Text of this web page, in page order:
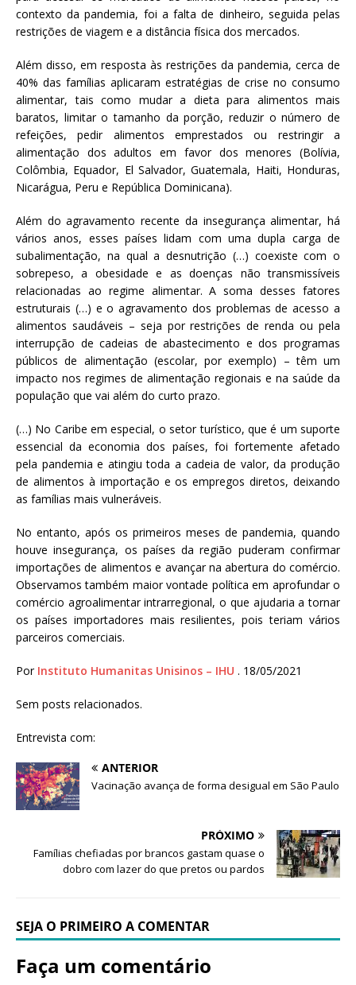
contexto da pandemia, foi a falta de dinheiro, seguida pelas
restrições de viagem e a distância física dos mercados.
Além disso, em resposta às restrições da pandemia, cerca de
40% das famílias aplicaram estratégias de crise no consumo
alimentar, tais como mudar a dieta para alimentos mais
baratos, limitar o tamanho da porção, reduzir o número de
refeições, pedir alimentos emprestados ou restringir a
alimentação dos adultos em favor dos menores (Bolívia,
Colômbia, Equador, El Salvador, Guatemala, Haiti, Honduras,
Nicarágua, Peru e República Dominicana).
Além do agravamento recente da insegurança alimentar, há
vários anos, esses países lidam com uma dupla carga de
subalimentação, na qual a desnutrição (…) coexiste com o
sobrepeso, a obesidade e as doenças não transmissíveis
relacionadas ao regime alimentar. A soma desses fatores
estruturais (…) e o agravamento dos problemas de acesso a
alimentos saudáveis – seja por restrições de renda ou pela
interrupção de cadeias de abastecimento e dos programas
públicos de alimentação (escolar, por exemplo) – têm um
impacto nos regimes de alimentação regionais e na saúde da
população que vai além do curto prazo.
(…) No Caribe em especial, o setor turístico, que é um suporte
essencial da economia dos países, foi fortemente afetado
pela pandemia e atingiu toda a cadeia de valor, da produção
de alimentos à importação e os empregos diretos, deixando
as famílias mais vulneráveis.
No entanto, após os primeiros meses de pandemia, quando
houve insegurança, os países da região puderam confirmar
importações de alimentos e avançar na abertura do comércio.
Observamos também maior vontade política em aprofundar o
comércio agroalimentar intrarregional, o que ajudaria a tornar
os países importadores mais resilientes, pois teriam vários
parceiros comerciais.
Por Instituto Humanitas Unisinos – IHU . 18/05/2021
Sem posts relacionados.
Entrevista com:
ANTERIOR
Vacinação avança de forma desigual em São Paulo
PRÓXIMO
Famílias chefiadas por brancos gastam quase o
dobro com lazer do que pretos ou pardos
SEJA O PRIMEIRO A COMENTAR
Faça um comentário